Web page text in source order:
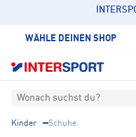
WÄHLE DEINEN SHOP
Wonach suchst du?
Kinder Schuhe